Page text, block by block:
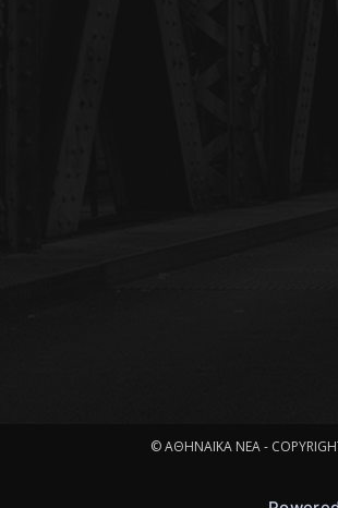
© ΑΘΗΝΑΪΚΑ ΝΕΑ -